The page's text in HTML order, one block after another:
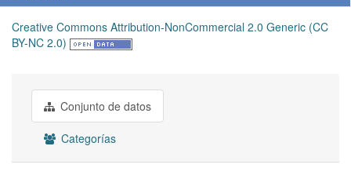
Creative Commons Attribution-NonCommercial 2.0 Generic (CC
BY-NC 2.0)
Conjunto de datos
Categorías